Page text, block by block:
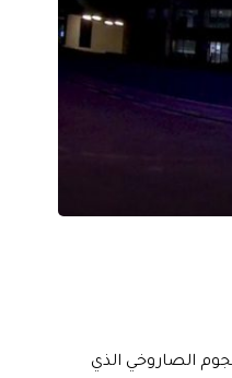
الصاروخي الذي